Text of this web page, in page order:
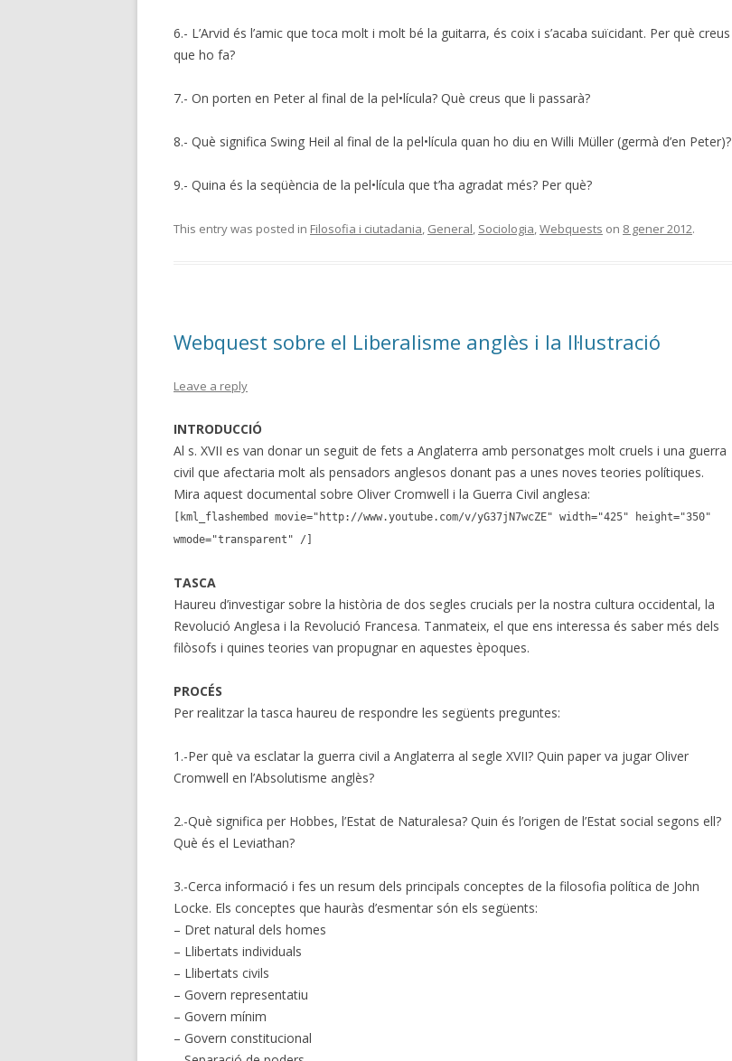
6.- L’Arvid és l’amic que toca molt i molt bé la guitarra, és coix i s’acaba suïcidant. Per què creus
que ho fa?
7.- On porten en Peter al final de la pel•lícula? Què creus que li passarà?
8.- Què significa Swing Heil al final de la pel•lícula quan ho diu en Willi Müller (germà d’en Peter)?
9.- Quina és la seqüència de la pel•lícula que t’ha agradat més? Per què?
This entry was posted in Filosofia i ciutadania, General, Sociologia,Webquests on 8 gener 2012.
Webquest sobre el Liberalisme anglès i la Il·lustració
Leave a reply
INTRODUCCIÓ
Al s. XVII es van donar un seguit de fets a Anglaterra amb personatges molt cruels i una guerra
civil que afectaria molt als pensadors anglesos donant pas a unes noves teories polítiques.
Mira aquest documental sobre Oliver Cromwell i la Guerra Civil anglesa:
[kml_flashembed movie="http://www.youtube.com/v/yG37jN7wcZE" width="425" height="350"
wmode="transparent" /]
TASCA
Haureu d’investigar sobre la història de dos segles crucials per la nostra cultura occidental, la
Revolució Anglesa i la Revolució Francesa. Tanmateix, el que ens interessa és saber més dels
filòsofs i quines teories van propugnar en aquestes èpoques.
PROCÉS
Per realitzar la tasca haureu de respondre les següents preguntes:
1.-Per què va esclatar la guerra civil a Anglaterra al segle XVII? Quin paper va jugar Oliver
Cromwell en l’Absolutisme anglès?
2.-Què significa per Hobbes, l’Estat de Naturalesa? Quin és l’origen de l’Estat social segons ell?
Què és el Leviathan?
3.-Cerca informació i fes un resum dels principals conceptes de la filosofia política de John
Locke. Els conceptes que hauràs d’esmentar són els següents:
– Dret natural dels homes
– Llibertats individuals
– Llibertats civils
– Govern representatiu
– Govern mínim
– Govern constitucional